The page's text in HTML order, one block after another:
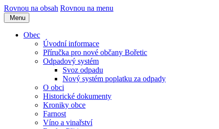
Rovnou na obsah Rovnou na menu
Menu
Obec
Úvodní informace
Příručka pro nové občany Bořetic
Odpadový systém
Svoz odpadu
Nový systém poplatku za odpady
O obci
Historické dokumenty
Kroniky obce
Farnost
Víno a vinařství